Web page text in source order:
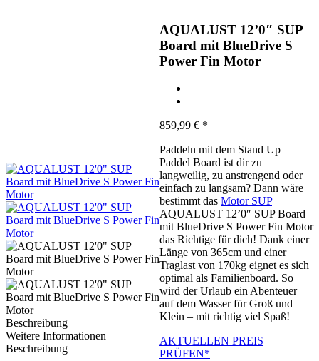
AQUALUST 12’0″ SUP
Board mit BlueDrive S
Power Fin Motor
859,99 € *
Paddeln mit dem Stand Up
Paddel Board ist dir zu
langweilig, zu anstrengend oder
einfach zu langsam? Dann wäre
bestimmt das Motor SUP
AQUALUST 12’0″ SUP Board
mit BlueDrive S Power Fin Motor
das Richtige für dich! Dank einer
Länge von 365cm und einer
Traglast von 170kg eignet es sich
optimal als Familienboard. So
wird der Urlaub ein Abenteuer
auf dem Wasser für Groß und
Klein – mit richtig viel Spaß!
AKTUELLEN PREIS
PRÜFEN*
Beschreibung
Weitere Informationen
Beschreibung